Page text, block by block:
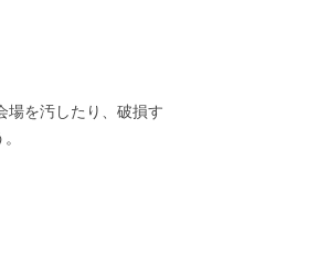
場を汚したり、破損す